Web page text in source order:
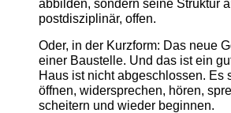
abbilden, sondern seine Struktur
postdisziplinär, offen.
Oder, in der Kurzform: Das neue
einer Baustelle. Und das ist ein
Haus ist nicht abgeschlossen. Es
öffnen, widersprechen, hören,
scheitern und wieder beginnen.